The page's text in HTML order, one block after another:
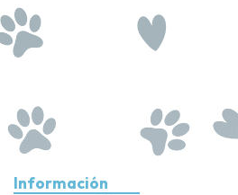
Información